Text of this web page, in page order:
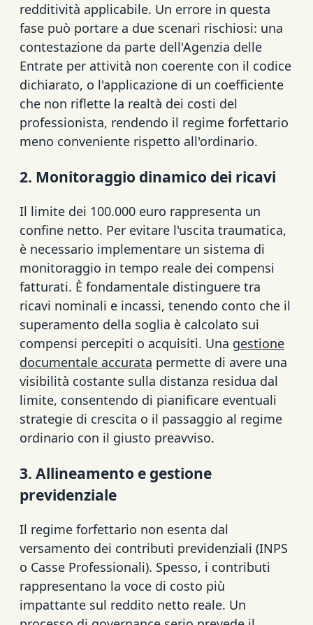
redditività applicabile. Un errore in questa
fase può portare a due scenari rischiosi: una
contestazione da parte dell'Agenzia delle
Entrate per attività non coerente con il codice
dichiarato, o l'applicazione di un coefficiente
che non riflette la realtà dei costi del
professionista, rendendo il regime forfettario
meno conveniente rispetto all'ordinario.
2. Monitoraggio dinamico dei ricavi
Il limite dei 100.000 euro rappresenta un
confine netto. Per evitare l'uscita traumatica,
è necessario implementare un sistema di
monitoraggio in tempo reale dei compensi
fatturati. È fondamentale distinguere tra
ricavi nominali e incassi, tenendo conto che il
superamento della soglia è calcolato sui
compensi percepiti o acquisiti. Una gestione
documentale accurata permette di avere una
visibilità costante sulla distanza residua dal
limite, consentendo di pianificare eventuali
strategie di crescita o il passaggio al regime
ordinario con il giusto preavviso.
3. Allineamento e gestione
previdenziale
Il regime forfettario non esenta dal
versamento dei contributi previdenziali (INPS
o Casse Professionali). Spesso, i contributi
rappresentano la voce di costo più
impattante sul reddito netto reale. Un